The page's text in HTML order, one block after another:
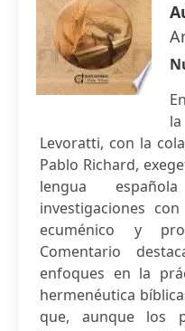
Levoratti, con la
Pablo Richard,
lengua
investigaciones
ecuménico y
Comentario
enfoques en la
hermenéutica
que, aunque los